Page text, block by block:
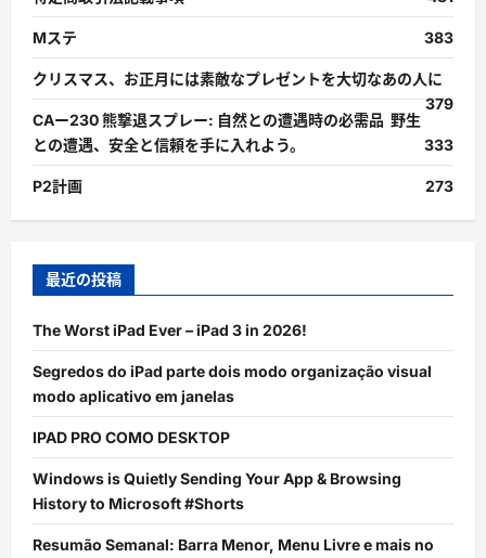
Mステ 383
クリスマス、お正月には素敵なプレゼントを大切なあの人に
379
CAー230 熊撃退スプレー: 自然との遭遇時の必需品 野生
との遭遇、安全と信頼を手に入れよう。
333
P2計画 273
最近の投稿
The Worst iPad Ever – iPad 3 in 2026!
Segredos do iPad parte dois modo organização visual
modo aplicativo em janelas
IPAD PRO COMO DESKTOP
Windows is Quietly Sending Your App & Browsing
History to Microsoft #Shorts
Resumão Semanal: Barra Menor, Menu Livre e mais no